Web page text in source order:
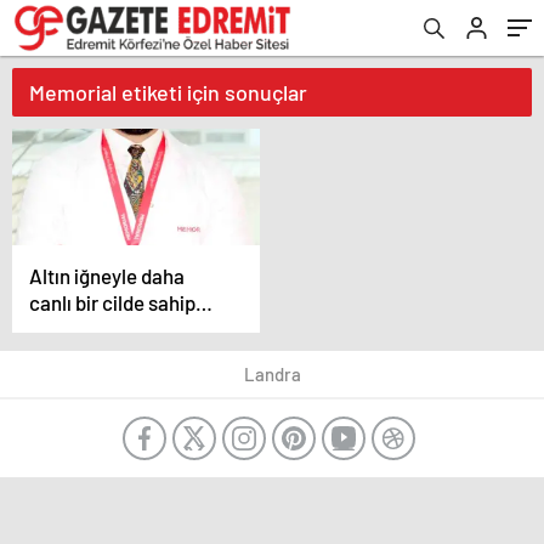
Memorial etiketi için sonuçlar
Altın iğneyle daha
canlı bir cilde sahip
olabilirsiniz
Landra